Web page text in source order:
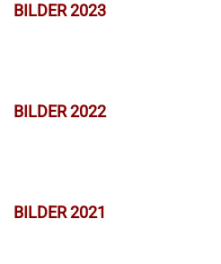
BILDER 2023
BILDER 2022
BILDER 2021